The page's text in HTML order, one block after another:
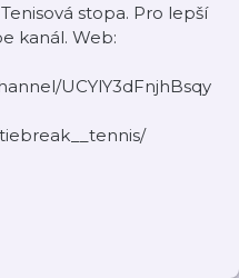
stopa. Pro lepší
kanál. Web:
UCYlY3dFnjhBsqy